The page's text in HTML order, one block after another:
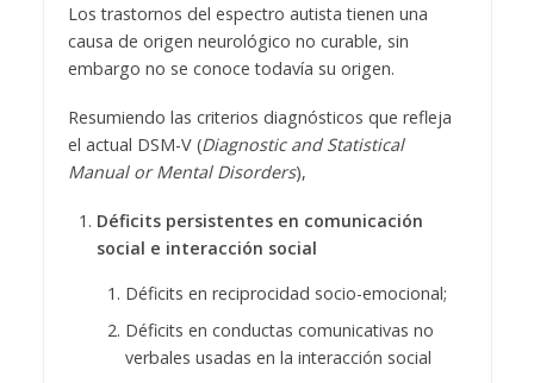
Los trastornos del espectro autista tienen una
causa de origen neurológico no curable, sin
embargo no se conoce todavía su origen.
Resumiendo las criterios diagnósticos que refleja
el actual DSM-V (Diagnostic and Statistical
Manual or Mental Disorders),
Déficits persistentes en comunicación
social e interacción social
Déficits en reciprocidad socio-emocional;
Déficits en conductas comunicativas no
verbales usadas en la interacción social